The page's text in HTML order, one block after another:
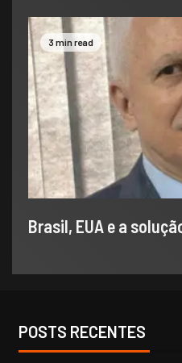
3 min read
Brasil, EUA e a
POSTS RECENTES